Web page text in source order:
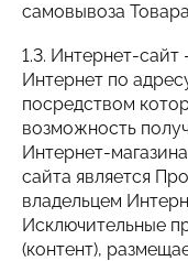
самовывоза
1.3. Интернет-
Интернет по
посредством
возможность
Интернет-
сайта является
владельцем
Исключительные
(контент),